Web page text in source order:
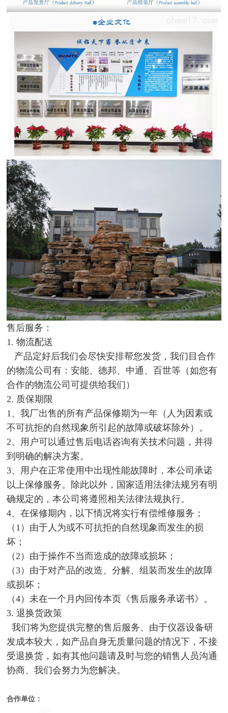
售后服务：
1. 物流配送
产品定好后我们会尽快安排帮您发货，我们目合作
的物流公司有：安能、德邦、中通、百世等（如您有
合作的物流公司可提供给我们）
2. 质保期限
1、我厂出售的所有产品保修期为一年（人为因素或
不可抗拒的自然现象所引起的故障或破坏除外）。
2、用户可以通过售后电话咨询有关技术问题，并得
到明确的解决方案。
3、用户在正常使用中出现性能故障时，本公司承诺
以上保修服务。除此以外，国家适用法律法规另有明
确规定的，本公司将遵照相关法律法规执行。
4、在保修期内，以下情况将实行有偿维修服务；
（1）由于人为或不可抗拒的自然现象而发生的损
坏；
（2）由于操作不当而造成的故障或损坏；
（3）由于对产品的改造、分解、组装而发生的故障
或损坏；
（4）未在一个月内回传本页《售后服务承诺书》。
3. 退换货政策
我们将为您提供完整的售后服务、由于仪器设备研
发成本较大，如产品自身无质量问题的情况下，不接
受退换货，如有其他问题请及时与您的销售人员沟通
协商、我们会努力为您解决。
合作单位：